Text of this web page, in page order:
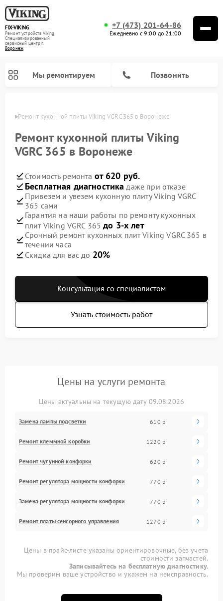
FIX-VIKING
Ремонт устройств Viking
Специализированный
cервисный центр г.
Воронеж
+7 (473) 201-64-86
Ежедневно с 9:00 до 21:00
Мы ремонтируем Позвонить
Ремонт кухонной плиты Viking VGRC 365 в Воронеже
Ремонт кухонной плиты Viking
VGRC 365 в Воронеже
Стоимость ремонта от 620 руб.
Бесплатная диагностика даже при отказе
Привезем и увезем кухонную плиту Viking VGRC
365 сами
Гарантия на наши работы по ремонту кухонных
плит Viking VGRC 365до 3-х лет
Срочный ремонт кухонных плит Viking VGRC 365 в
течении часа
Скидка для вас до 20%
Консультация со специалистом
Узнать стоимость работ
Цены на услуги ремонта
Цены актуальны на текущую дату 09.08.2026
Замена лампы подсветки 610 р
Ремонт клеммной коробки 1220 р
Ремонт чугунной конфорки 620 р
Ремонт регулятора мощности конфорки 770 р
Замена регулятора мощности конфорки 770 р
Ремонт платы сенсорного управления 1270 р
Цены в прайс-листе указаны ориентировочные, без учета
стоимости запчастей.
Записывайтесь на бесплатную диагностику.
Мы проверим ваше устройство и укажем на неисправность.